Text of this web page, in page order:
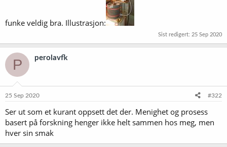
funke veldig bra. Illustrasjon:
Sist redigert: 25 Sep 2020
P perolavfk
25 Sep 2020 #322
Ser ut som et kurant oppsett det der. Menighet og prosess
basert på forskning henger ikke helt sammen hos meg, men
hver sin smak